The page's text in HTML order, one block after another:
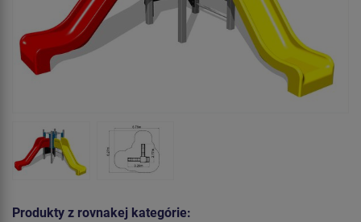
Produkty z rovnakej kategórie: